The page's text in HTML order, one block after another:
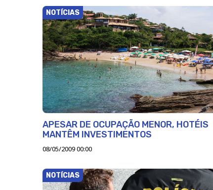
NOTÍCIAS
APESAR DE OCUPAÇÃO MENOR, HOTÉIS
MANTÊM INVESTIMENTOS
08/05/2009 00:00
NOTÍCIAS